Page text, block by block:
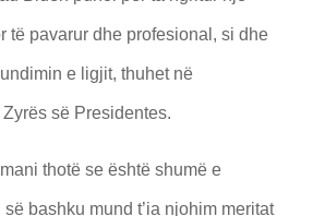
të pavarur dhe profesional, si dhe
e ligjit, thuhet në
së Presidentes.
thotë se është shumë e
bashku mund t’ia njohim meritat